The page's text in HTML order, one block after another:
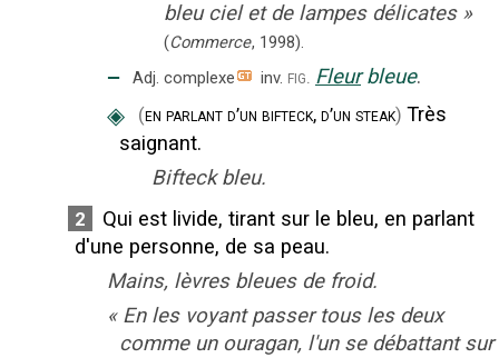
bleu ciel et de lampes délicates »
(Commerce, 1998).
‒ Adj. complexe inv. fig. Fleur bleue.
◈ (en parlant d’un bifteck, d’un steak) Très
saignant.
Bifteck bleu.
2
Qui est livide, tirant sur le bleu, en parlant
d'une personne, de sa peau.
Mains, lèvres bleues de froid.
« En les voyant passer tous les deux
comme un ouragan, l'un se débattant sur